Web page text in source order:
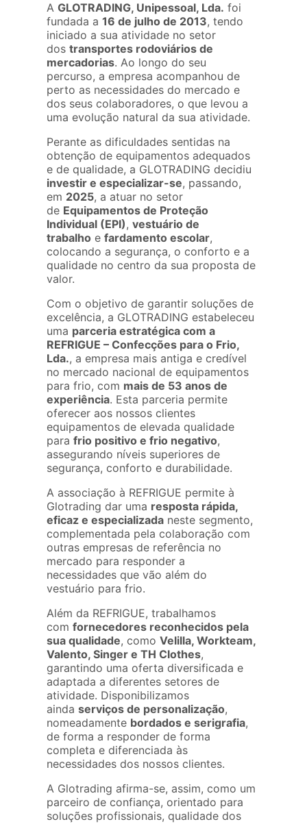
A GLOTRADING, Unipessoal, Lda. foi
fundada a 16 de julho de 2013, tendo
iniciado a sua atividade no setor
dos transportes rodoviários de
mercadorias. Ao longo do seu
percurso, a empresa acompanhou de
perto as necessidades do mercado e
dos seus colaboradores, o que levou a
uma evolução natural da sua atividade.
Perante as dificuldades sentidas na
obtenção de equipamentos adequados
e de qualidade, a GLOTRADING decidiu
investir e especializar-se, passando,
em 2025, a atuar no setor
de Equipamentos de Proteção
Individual (EPI), vestuário de
trabalho e fardamento escolar,
colocando a segurança, o conforto e a
qualidade no centro da sua proposta de
valor.
Com o objetivo de garantir soluções de
excelência, a GLOTRADING estabeleceu
uma parceria estratégica com a
REFRIGUE – Confecções para o Frio,
Lda., a empresa mais antiga e credível
no mercado nacional de equipamentos
para frio, com mais de 53 anos de
experiência. Esta parceria permite
oferecer aos nossos clientes
equipamentos de elevada qualidade
para frio positivo e frio negativo,
assegurando níveis superiores de
segurança, conforto e durabilidade.
A associação à REFRIGUE permite à
Glotrading dar uma resposta rápida,
eficaz e especializada neste segmento,
complementada pela colaboração com
outras empresas de referência no
mercado para responder a
necessidades que vão além do
vestuário para frio.
Além da REFRIGUE, trabalhamos
com fornecedores reconhecidos pela
sua qualidade, como Velilla, Workteam,
Valento, Singer e TH Clothes,
garantindo uma oferta diversificada e
adaptada a diferentes setores de
atividade. Disponibilizamos
ainda serviços de personalização,
nomeadamente bordados e serigrafia,
de forma a responder de forma
completa e diferenciada às
necessidades dos nossos clientes.
A Glotrading afirma-se, assim, como um
parceiro de confiança, orientado para
soluções profissionais, qualidade dos